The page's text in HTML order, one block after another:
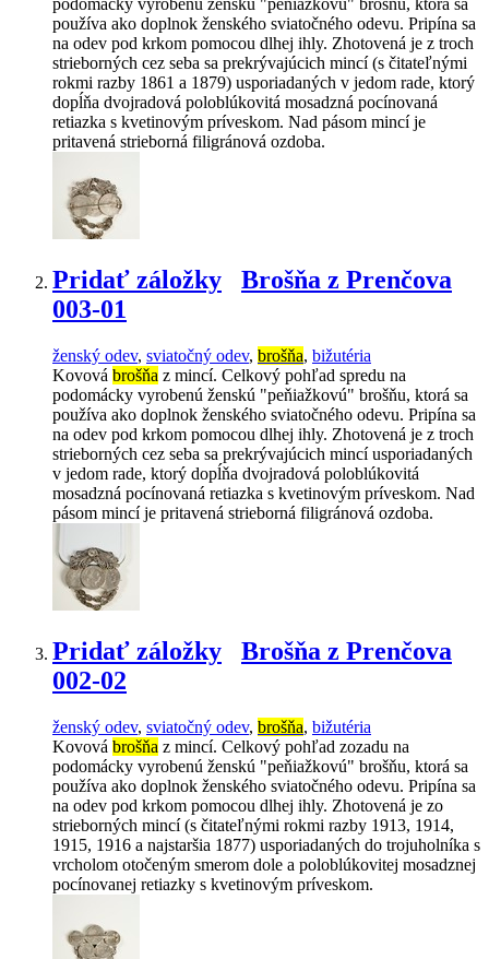
podomácky vyrobenú ženskú "peňiažkovú" brošňu, ktorá sa
používa ako doplnok ženského sviatočného odevu. Pripína sa
na odev pod krkom pomocou dlhej ihly. Zhotovená je z troch
strieborných cez seba sa prekrývajúcich mincí (s čitateľnými
rokmi razby 1861 a 1879) usporiadaných v jedom rade, ktorý
dopĺňa dvojradová poloblúkovitá mosadzná pocínovaná
retiazka s kvetinovým príveskom. Nad pásom mincí je
pritavená strieborná filigránová ozdoba.
Pridať záložky
Brošňa z Prenčova
003-01
ženský odev, sviatočný odev, brošňa, bižutéria
Kovová brošňa z mincí. Celkový pohľad spredu na
podomácky vyrobenú ženskú "peňiažkovú" brošňu, ktorá sa
používa ako doplnok ženského sviatočného odevu. Pripína sa
na odev pod krkom pomocou dlhej ihly. Zhotovená je z troch
strieborných cez seba sa prekrývajúcich mincí usporiadaných
v jedom rade, ktorý dopĺňa dvojradová poloblúkovitá
mosadzná pocínovaná retiazka s kvetinovým príveskom. Nad
pásom mincí je pritavená strieborná filigránová ozdoba.
Pridať záložky
Brošňa z Prenčova
002-02
ženský odev, sviatočný odev, brošňa, bižutéria
Kovová brošňa z mincí. Celkový pohľad zozadu na
podomácky vyrobenú ženskú "peňiažkovú" brošňu, ktorá sa
používa ako doplnok ženského sviatočného odevu. Pripína sa
na odev pod krkom pomocou dlhej ihly. Zhotovená je zo
strieborných mincí (s čitateľnými rokmi razby 1913, 1914,
1915, 1916 a najstaršia 1877) usporiadaných do trojuholníka s
vrcholom otočeným smerom dole a poloblúkovitej mosadznej
pocínovanej retiazky s kvetinovým príveskom.